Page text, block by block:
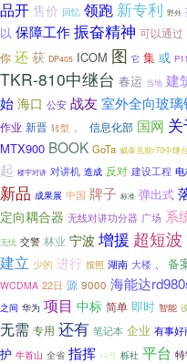
品开 售价 回忆 领跑 新专利 野外
以 保障工作振奋精神 可以通过
你 还 获 DP405 ICOM 图 它 集 或
TKR-810中继台 春运 当地 建
始 海口 公安 战友室外全向玻
作业 新晋 转型 。 信息化部 国网
MTX900 BOOK GoTa 威泰克斯r70中继台
起 楼宇对讲 对讲机 造成 反对 建设工程
新品 成果展 中国 牌子 标准 弹出式
定向耦合器 无线对讲功分器 广场 系
无忧 交警 林业 宁波 增援 超短波
建立 少的 进行 按照 湖南 大楼 、 备
WCDMA 22日 源 9000 海能达
之间 华为 项目 中标 简单 即时 智能
无需 专用 还有 笔记本 企业 有事好
护 牛首山 全省 指挥 14号 栎社 平台